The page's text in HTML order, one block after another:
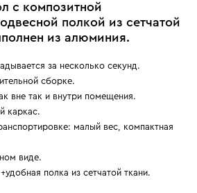
с композитной
полкой из сетчатой
из алюминия.
за несколько секунд.
сборке.
вне так и внутри помещения.
каркас.
малый вес, компактная
виде.
полка из сетчатой ткани.